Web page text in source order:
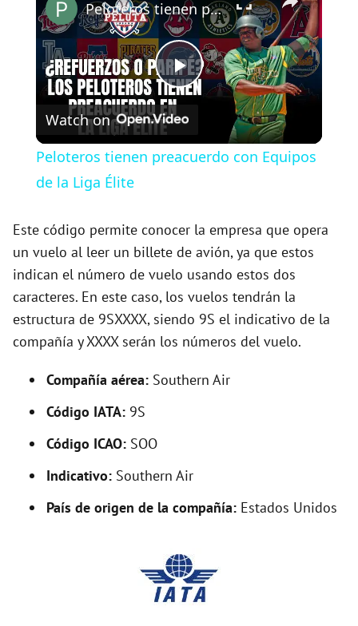
P
y
V
i
d
o
Peloteros tienen preacuerdo con Equipos de la Liga Élite
Watch on
Peloteros tienen preacuerdo con Equipos
de la Liga Élite
Este código permite conocer la empresa que opera
un vuelo al leer un billete de avión, ya que estos
indican el número de vuelo usando estos dos
caracteres. En este caso, los vuelos tendrán la
estructura de 9SXXXX, siendo 9S el indicativo de la
compañía y XXXX serán los números del vuelo.
Compañía aérea: Southern Air
Código IATA: 9S
Código ICAO: SOO
Indicativo: Southern Air
País de origen de la compañía: Estados Unidos